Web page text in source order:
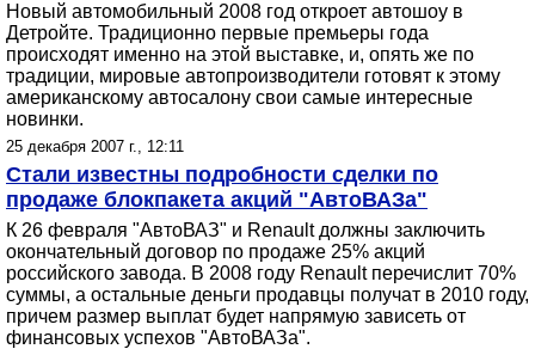
Новый автомобильный 2008 год откроет автошоу в
Детройте. Традиционно первые премьеры года
происходят именно на этой выставке, и, опять же по
традиции, мировые автопроизводители готовят к этому
американскому автосалону свои самые интересные
новинки.
25 декабря 2007 г., 12:11
Стали известны подробности сделки по
продаже блокпакета акций "АвтоВАЗа"
К 26 февраля "АвтоВАЗ" и Renault должны заключить
окончательный договор по продаже 25% акций
российского завода. В 2008 году Renault перечислит 70%
суммы, а остальные деньги продавцы получат в 2010 году,
причем размер выплат будет напрямую зависеть от
финансовых успехов "АвтоВАЗа".